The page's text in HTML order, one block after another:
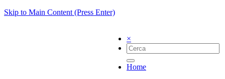
Skip to Main Content (Press Enter)
×
Home